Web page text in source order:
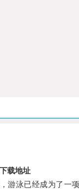
载地址
泳已经成为了一项